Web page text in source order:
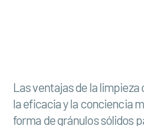
Las ventajas de la
la eficacia y la conciencia
forma de gránulos sólidos